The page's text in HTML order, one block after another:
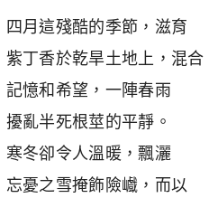
四月這殘酷的季節，滋育
紫丁香於乾旱土地上，混合
記憶和希望，一陣春雨
擾亂半死根莖的平靜。
寒冬卻令人溫暖，飄灑
忘憂之雪掩飾險巇，而以